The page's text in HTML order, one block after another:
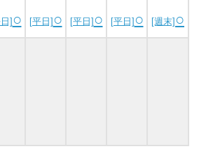
] ○ [平日] ○ [平日] ○ [平日] ○ [週末] ○